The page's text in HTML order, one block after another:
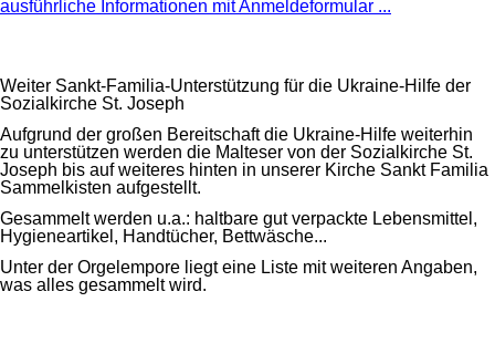
ausführliche Informationen mit Anmeldeformular ...
Weiter Sankt-Familia-Unterstützung für die Ukraine-Hilfe der
Sozialkirche St. Joseph
Aufgrund der großen Bereitschaft die Ukraine-Hilfe weiterhin
zu unterstützen werden die Malteser von der Sozialkirche St.
Joseph bis auf weiteres hinten in unserer Kirche Sankt Familia
Sammelkisten aufgestellt.
Gesammelt werden u.a.: haltbare gut verpackte Lebensmittel,
Hygieneartikel, Handtücher, Bettwäsche...
Unter der Orgelempore liegt eine Liste mit weiteren Angaben,
was alles gesammelt wird.